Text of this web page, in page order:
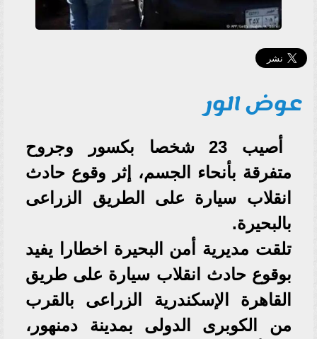
عوض الور
أصيب 23 شخصا بكسور وجروح
متفرقة بأنحاء الجسم، إثر وقوع حادث
انقلاب سيارة على الطريق الزراعى
بالبحيرة.
تلقت مديرية أمن البحيرة اخطارا يفيد
بوقوع حادث انقلاب سيارة على طريق
القاهرة الإسكندرية الزراعى بالقرب
من الكوبرى الدولى بمدينة دمنهور،